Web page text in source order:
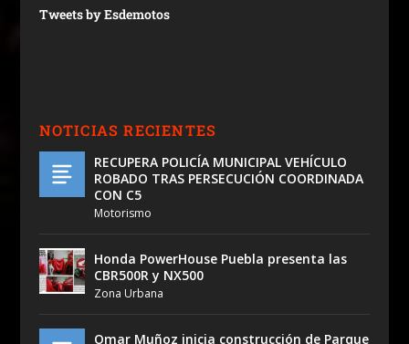
Tweets by Esdemotos
NOTICIAS RECIENTES
RECUPERA POLICÍA MUNICIPAL VEHÍCULO
ROBADO TRAS PERSECUCIÓN COORDINADA
CON C5
Motorismo
Honda PowerHouse Puebla presenta las
CBR500R y NX500
Zona Urbana
Omar Muñoz inicia construcción de Parque